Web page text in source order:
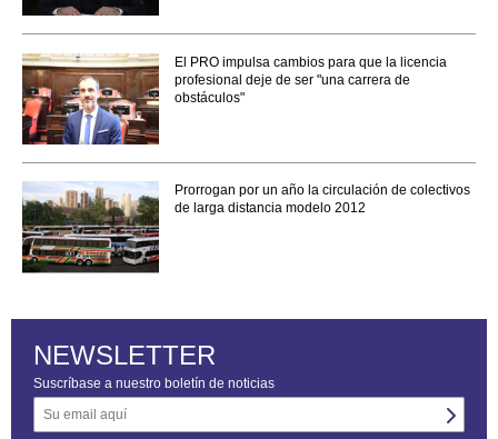
El PRO impulsa cambios para que la licencia
profesional deje de ser "una carrera de
obstáculos"
Prorrogan por un año la circulación de colectivos
de larga distancia modelo 2012
NEWSLETTER
Suscríbase a nuestro boletín de noticias